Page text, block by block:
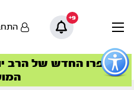
כפתור
לפתיחת
תפריט
9+
סדרות
הסדרה המובילה
ספרו החדש של הרב
הצטרפו למהפכת
סדרות
הסדרה המובילה